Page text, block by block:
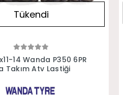
Yok
Tükendi
14 Wanda P350 6PR
Takım Atv Lastiği